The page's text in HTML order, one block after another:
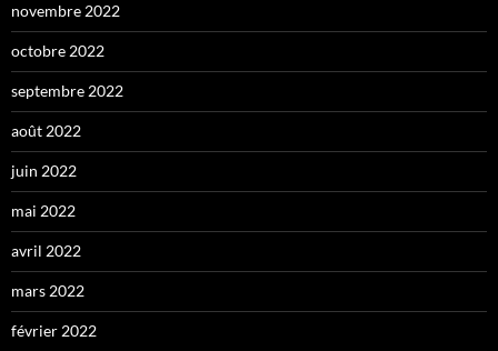
novembre 2022
octobre 2022
septembre 2022
août 2022
juin 2022
mai 2022
avril 2022
mars 2022
février 2022